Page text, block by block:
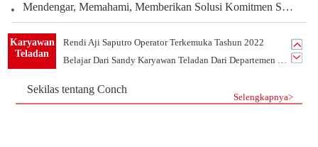
Mendengar, Memahami, Memberikan Solusi Komitmen Semen Conch Mengutamakan Pelanggan
Karyawan
Teladan
PT.Conch South Kalimantan Cement yang Indah Rumahku
PT.CSKC Mendukung Pengembangan Bakat Menggambar Karyawan
Rendi Aji Saputro Operator Terkemuka Tashun 2022
Belajar Dari Sandy Karyawan Teladan Dari Departemen PLTU
Tim Mekanik-Tim Terkemuka Tahun 2021 PT.CSKC
Sekilas tentang Conch
Selengkapnya>